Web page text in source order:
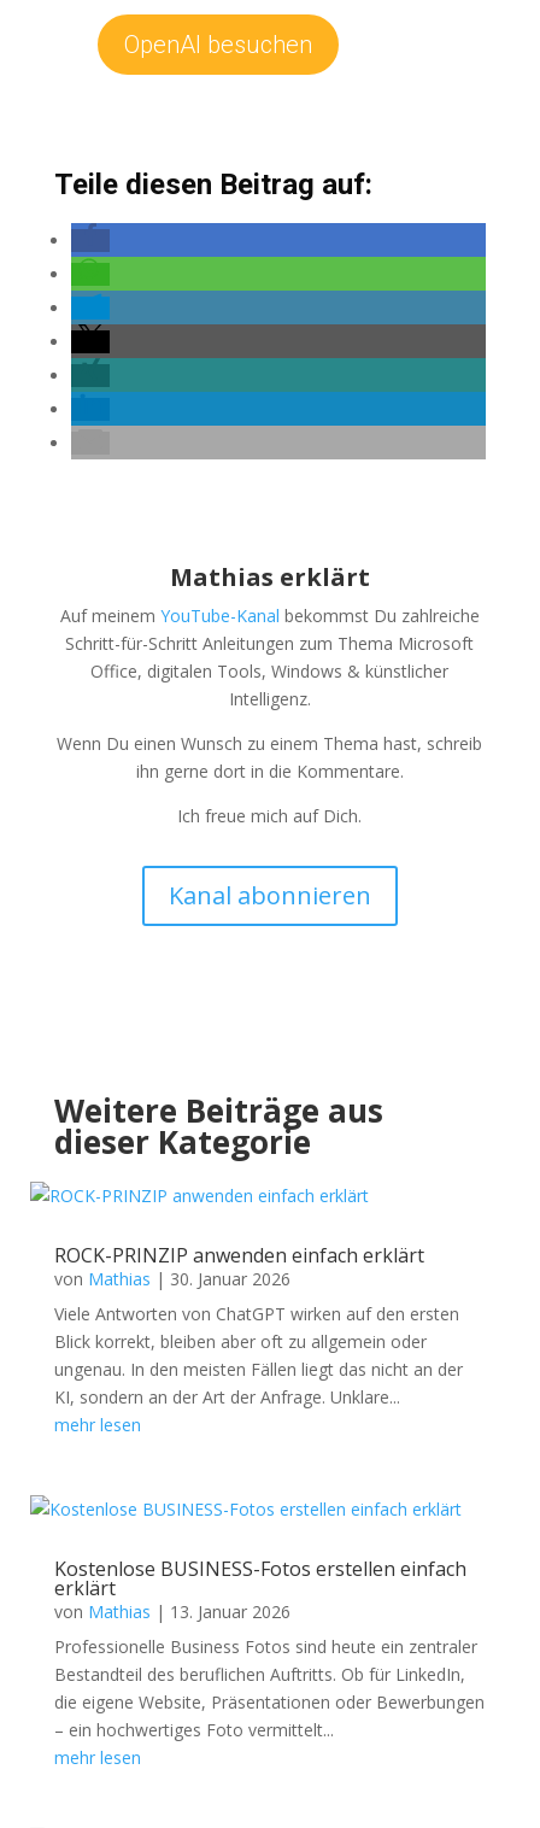
OpenAI besuchen
Teile diesen Beitrag auf:
Mathias erklärt
Auf meinem YouTube-Kanal bekommst Du zahlreiche
Schritt-für-Schritt Anleitungen zum Thema Microsoft
Office, digitalen Tools, Windows & künstlicher
Intelligenz.
Wenn Du einen Wunsch zu einem Thema hast, schreib
ihn gerne dort in die Kommentare.
Ich freue mich auf Dich.
Kanal abonnieren
Weitere Beiträge aus
dieser Kategorie
ROCK-PRINZIP anwenden einfach erklärt
von Mathias | 30. Januar 2026
Viele Antworten von ChatGPT wirken auf den ersten
Blick korrekt, bleiben aber oft zu allgemein oder
ungenau. In den meisten Fällen liegt das nicht an der
KI, sondern an der Art der Anfrage. Unklare...
mehr lesen
Kostenlose BUSINESS-Fotos erstellen einfach
erklärt
von Mathias | 13. Januar 2026
Professionelle Business Fotos sind heute ein zentraler
Bestandteil des beruflichen Auftritts. Ob für LinkedIn,
die eigene Website, Präsentationen oder Bewerbungen
– ein hochwertiges Foto vermittelt...
mehr lesen